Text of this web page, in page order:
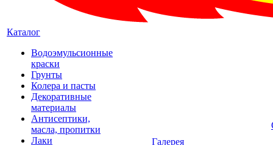
Каталог
Водоэмульсионные
краски
Грунты
Колера и пасты
Декоративные
материалы
Антисептики,
масла, пропитки
Лаки
Галерея